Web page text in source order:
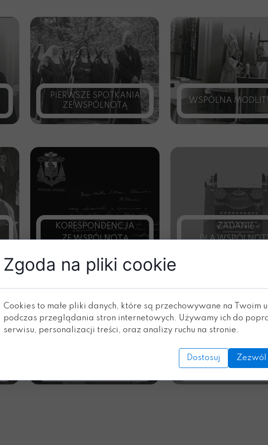
WSPÓLNA
PIERWSZE SPOTKANIA
ZE WSPÓLNOTĄ
ZADANIE
DLA
KORESPONDENCJA
ZE WSPÓLNOTĄ
DODATEK -
RÓWNIEŻ
Zgoda na pliki cookie
Cookies to małe pliki danych, które są przechowywane na Twoim
podczas przeglądania stron internetowych. Używamy ich do
serwisu, personalizacji treści, oraz analizy ruchu na stronie.
Dostosuj Zezwól